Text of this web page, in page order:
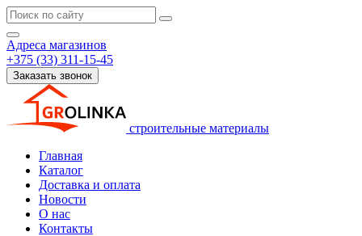
Адреса магазинов
+375 (33) 311-15-45
Заказать звонок
строительные материалы
Главная
Каталог
Доставка и оплата
Новости
О нас
Контакты